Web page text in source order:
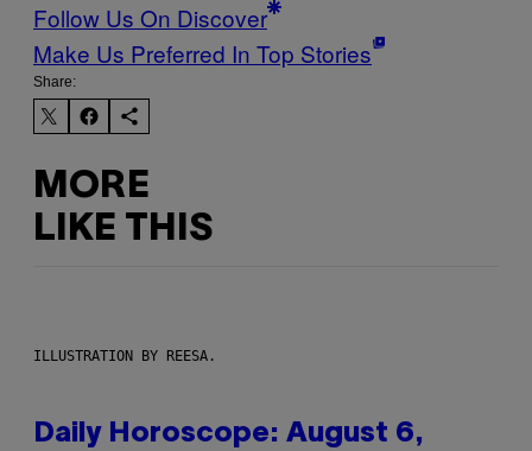
Follow Us On Discover
Make Us Preferred In Top Stories
Share:
MORE
LIKE THIS
ILLUSTRATION BY REESA.
Daily Horoscope: August 6,